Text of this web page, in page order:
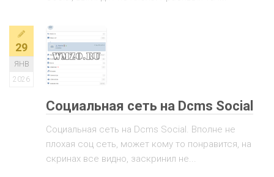
29
ЯНВ
2026
Социальная сеть на Dcms Social
Социальная сеть на Dcms Social. Вполне не
плохая соц сеть, может кому то понравится, на
скринах все видно, заскринил не...